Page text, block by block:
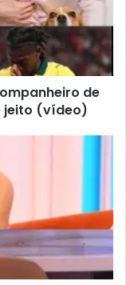
de
jeito (vídeo)